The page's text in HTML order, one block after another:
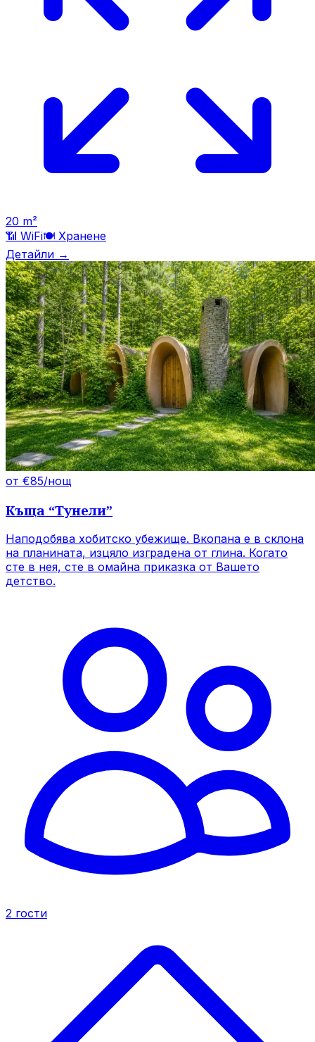
20 m²
📶 WiFi🍽️ Хранене
Детайли →
от €85/нощ
Къща “Тунели”
Наподобява хобитско убежище. Вкопана е в склона
на планината, изцяло изградена от глина. Когато
сте в нея, сте в омайна приказка от Вашето
детство.
2 гости